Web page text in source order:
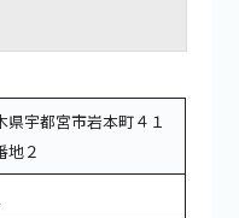
県宇都宮市岩本町４１
地２